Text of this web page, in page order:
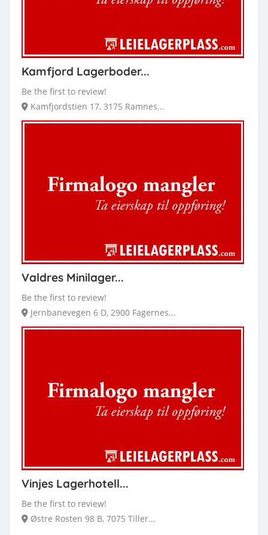
Kamfjord Lagerboder...
Be the first to review!
Kamfjordstien 17, 3175 Ramnes...
Valdres Minilager...
Be the first to review!
Jernbanevegen 6 D, 2900 Fagernes...
Vinjes Lagerhotell...
Be the first to review!
Østre Rosten 98 B, 7075 Tiller...